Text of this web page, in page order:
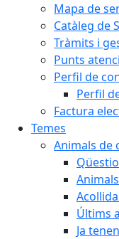
Mapa de
Catàleg de
Tràmits i
Punts
Perfil de
Perfil
Factura
Temes
Animals de
Últims
Ja